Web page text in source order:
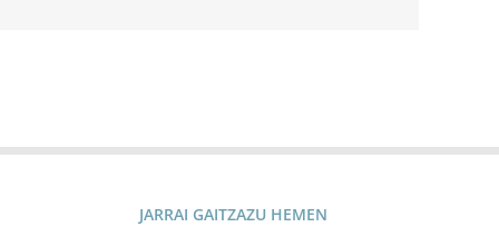
JARRAI GAITZAZU HEMEN